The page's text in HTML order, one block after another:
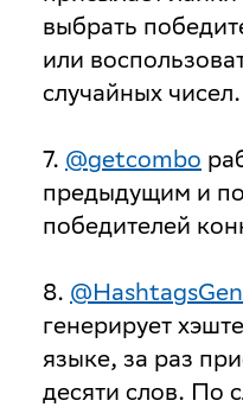
выбрать
или
случайных чисел.
7. @getcombo
предыдущим и
победителей
8.
генерирует
языке, за раз
десяти слов. По